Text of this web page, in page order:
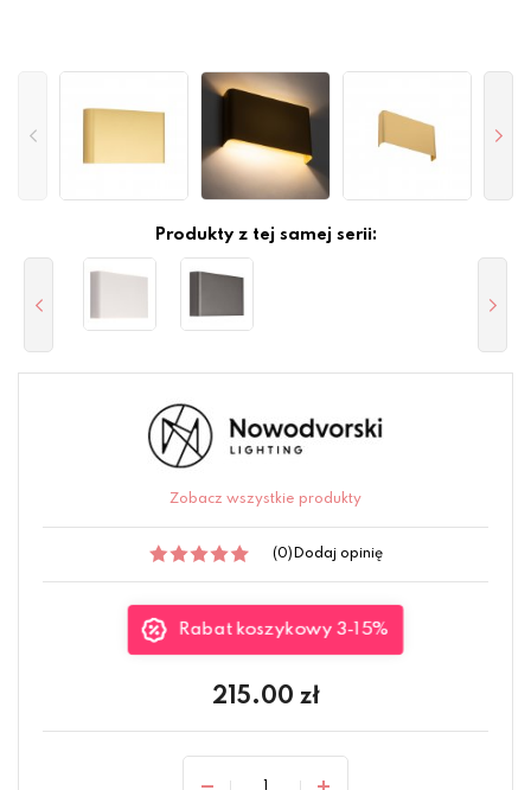
Produkty z tej samej serii:
Zobacz wszystkie produkty
(0) Dodaj opinię
Rabat koszykowy 3-15%
215.00 zł